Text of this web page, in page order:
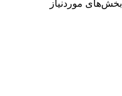
بخش‌های موردنیاز